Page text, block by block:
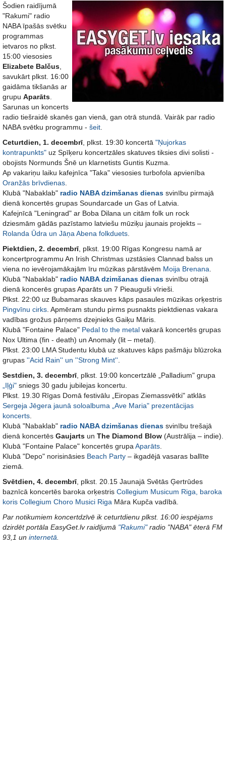
Šodien raidījumā
"Rakumi" radio
NABA īpašās svētku
programmas
ietvaros no plkst.
15:00 viesosies
Elizabete Balčus
savukārt plkst. 16:00
gaidāma tikšanās ar
grupu Aparāts
Sarunas un koncerts
radio tiešraidē skanēs gan vienā, gan otrā stundā. Vairāk par radio
NABA svētku programmu - šeit
Ceturtdien, 1. decembrī , plkst. 19:30 koncertā "Ņujorkas
kontrapunkts" uz Spīķeru koncertzāles skatuves tiksies divi solisti -
obojists Normunds Šnē un klarnetists Guntis Kuzma.
Ap vakariņu laiku kafejnīca "Taka" viesosies turbofola apvienība
Oranžās brīvdienas
Klubā "Nabaklab" radio NABA dzimšanas dienas svinību pirmajā
dienā koncertēs grupas Soundarcade un Gas of Latvia.
Kafejnīcā "Leningrad" ar Boba Dilana un citām folk un rock
dziesmām gādās pazīstamo latviešu mūziķu jaunais projekts –
Rolanda Ūdra un Jāņa Abena folkduets
Piektdien, 2. decembrī , plkst. 19:00 Rīgas Kongresu namā ar
koncertprogrammu An Irish Christmas uzstāsies Clannad balss un
viena no ievērojamākajām īru mūzikas pārstāvēm Moija Brenana
Klubā "Nabaklab" radio NABA dzimšanas dienas svinību otrajā
dienā koncerēs grupas Aparāts un 7 Pieauguši vīrieši.
Plkst. 22:00 uz Bubamaras skauves kāps pasaules mūzikas orķestris
Pingvīnu cirks . Apmēram stundu pirms pusnakts piektdienas vakara
vadības grožus pārņems dzejnieks Gaiķu Māris.
Klubā "Fontaine Palace" Pedal to the metal vakarā koncertēs grupas
Nox Ultima (fin - death) un Anomaly (lit – metal).
Plkst. 23:00 LMA Studentu klubā uz skatuves kāps pašmāju blūzroka
grupas ''Acid Rain'' un ''Strong Mint''
Sestdien, 3. decembrī , plkst. 19:00 koncertzālē „Palladium" grupa
„Iļģi" sniegs 30 gadu jubilejas koncertu.
Plkst. 19.30 Rīgas Domā festivālu „Eiropas Ziemassvētki" atklās
Sergeja Jēgera jaunā soloalbuma „Ave Maria" prezentācijas
koncerts
Klubā "Nabaklab" radio NABA dzimšanas dienas svinību trešajā
dienā koncertēs Gaujarts un The Diamond Blow (Austrālija – indie).
Klubā "Fontaine Palace" koncertēs grupa Aparāts
Klubā "Depo" norisināsies Beach Party – ikgadējā vasaras ballīte
ziemā.
Svētdien, 4. decembrī , plkst. 20.15 Jaunajā Svētās Ģertrūdes
baznīcā koncertēs baroka orķestris Collegium Musicum Riga, baroka
koris Collegium Choro Musici Riga Māra Kupča vadībā.
Par notikumiem koncertdzīvē ik ceturtdienu plkst. 16:00 iespējams
dzirdēt portāla EasyGet.lv raidījumā "Rakumi"radio "NABA" ēterā FM
93,1 un internetā